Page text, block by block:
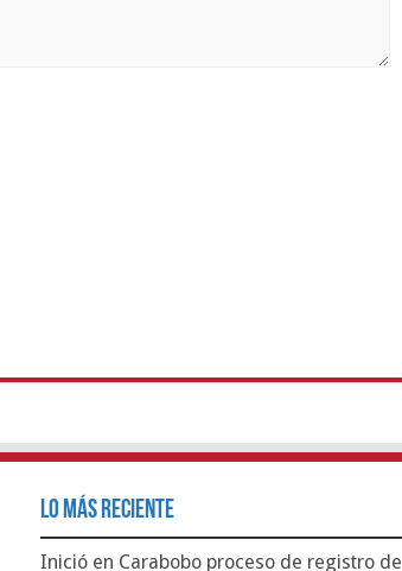
Lo Más Reciente
Inició en Carabobo proceso de registro de